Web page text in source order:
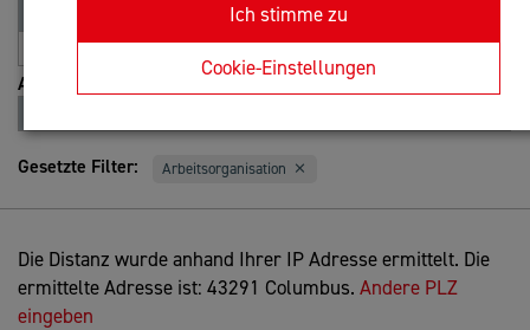
Ich stimme zu
Cookie-Einstellungen
Entfernung
A-Z
Z-A
Ansicht
Gesetzte Filter: Arbeitsorganisation
Die Distanz wurde anhand Ihrer IP Adresse ermittelt. Die
ermittelte Adresse ist: 43291 Columbus. Andere PLZ
eingeben